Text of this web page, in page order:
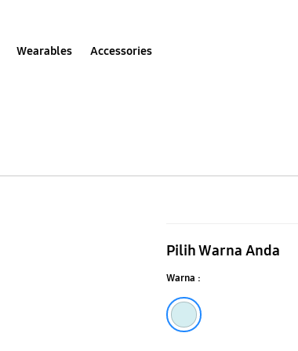
Wearables Accessories
Flip5
Flipsuit
Case
Pilih Warna Anda
Warna :